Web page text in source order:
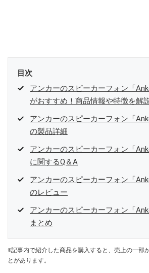
目次
アンカーのスピーカーフォン「
がおすすめ！商品情報や特徴を解
アンカーのスピーカーフォン「
の製品詳細
アンカーのスピーカーフォン「
に関するQ＆A
アンカーのスピーカーフォン「
のレビュー
アンカーのスピーカーフォン「
まとめ
※記事内で紹介した商品を購入すると、売上の一部
とがあります。